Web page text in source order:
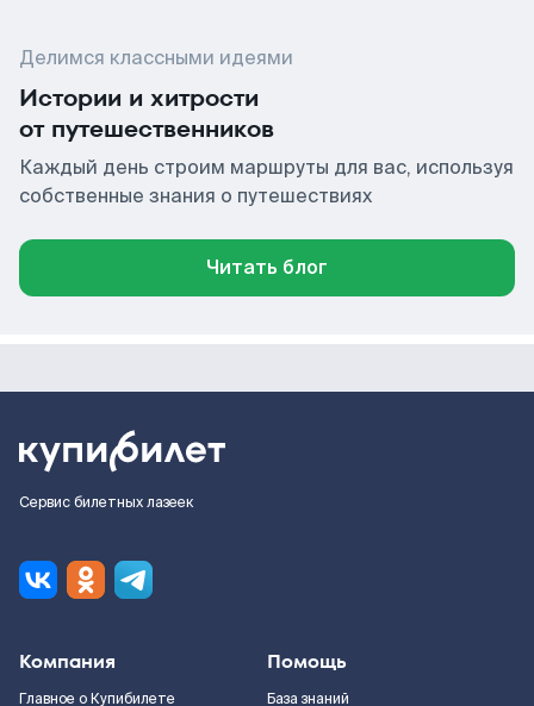
Делимся классными идеями
Истории и хитрости
от путешественников
Каждый день строим маршруты для вас, используя
собственные знания о путешествиях
Читать блог
Сервис билетных лазеек
Компания
Главное о Купибилете
Помощь
База знаний